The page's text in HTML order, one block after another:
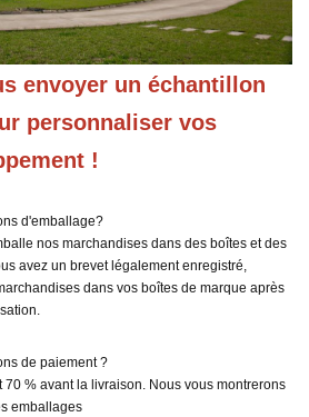
envoyer un échantillon
personnaliser vos
!
d'emballage?
nos marchandises dans des boîtes et des
avez un brevet légalement enregistré,
dans vos boîtes de marque après
de paiement ?
70 % avant la livraison. Nous vous montrerons
emballages